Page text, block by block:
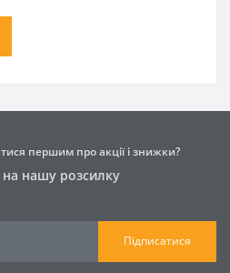
першим про акції і знижки?
на нашу розсилку
Підписатися